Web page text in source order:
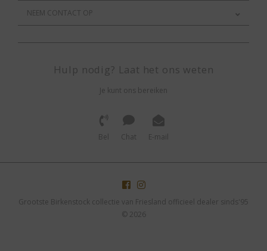
NEEM CONTACT OP
Hulp nodig? Laat het ons weten
Je kunt ons bereiken
Bel Chat E-mail
Grootste Birkenstock collectie van Friesland officieel dealer sinds'95
© 2026